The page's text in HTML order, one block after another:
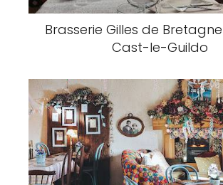
Brasserie Gilles de
Cast-le-Guildo